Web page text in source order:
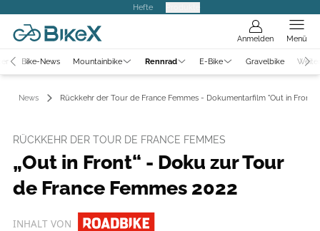
Hefte
Anmelden Menü
Bike-News Mountainbike Rennrad E-Bike Gravelbike
News Rückkehr der Tour de France Femmes - Dokumentarfilm "Out in Front"
RÜCKKEHR DER TOUR DE FRANCE FEMMES
„Out in Front“ - Doku zur Tour
de France Femmes 2022
INHALT VON